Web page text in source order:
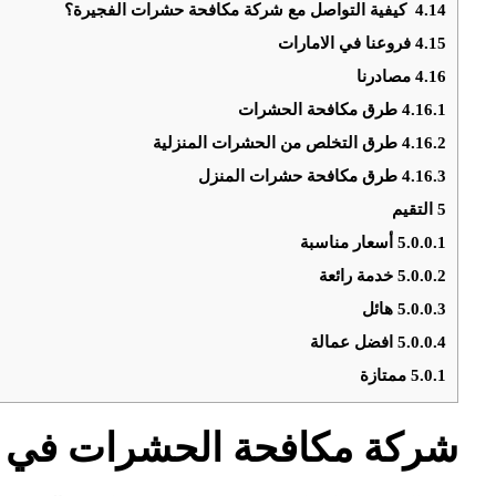
4.14كيفية التواصل مع شركة مكافحة حشرات الفجيرة؟
4.15فروعنا في الامارات
4.16مصادرنا
4.16.1طرق مكافحة الحشرات
4.16.2طرق التخلص من الحشرات المنزلية
4.16.3طرق مكافحة حشرات المنزل
5التقيم
5.0.0.1أسعار مناسبة
5.0.0.2خدمة رائعة
5.0.0.3هائل
5.0.0.4افضل عمالة
5.0.1ممتازة
شركة مكافحة الحشرات في